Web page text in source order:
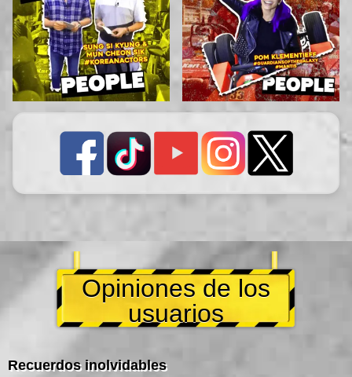
Opiniones de los
usuarios
Recuerdos inolvidables